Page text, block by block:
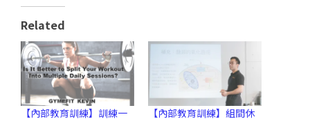
Related
【內部教育訓練】訓練一
【內部教育訓練】組間休